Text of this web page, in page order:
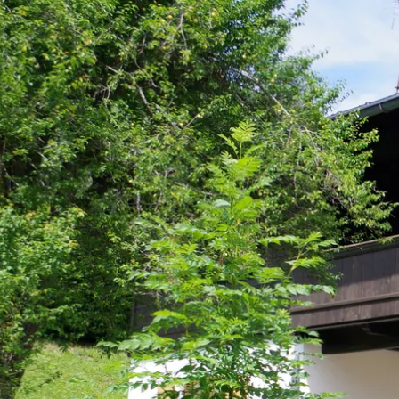
Aktivitäten im Chiemgau
Wandern & Gipfelglück
Radfahren &
Mountainbiken
Chiemsee &
Aktivitäten für die Familie
Winter
Golfen
Leben &
&
Orte